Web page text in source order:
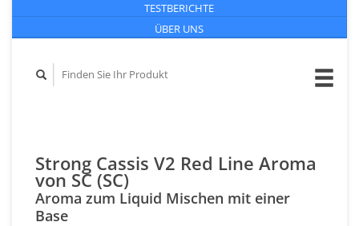
TESTBERICHTE
ÜBER UNS
Strong Cassis V2 Red Line Aroma
von SC (SC)
Aroma zum Liquid Mischen mit einer
Base